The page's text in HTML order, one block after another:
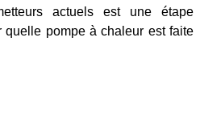
actuels est une étape
quelle pompe à chaleur est faite